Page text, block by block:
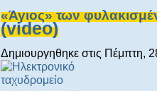
«Άγιος» των
(video)
Δημιουργηθηκε στις Πέμπτη,